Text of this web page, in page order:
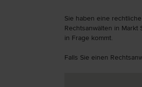
Sie haben eine
Rechtsanwälten in
in Frage kommt.
Falls Sie einen